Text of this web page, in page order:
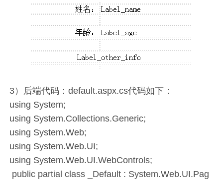
3）后端代码：default.aspx.cs代码如下：
using System;
using System.Collections.Generic;
using System.Web;
using System.Web.UI;
using System.Web.UI.WebControls;
public partial class _Default : System.Web.UI.Pag